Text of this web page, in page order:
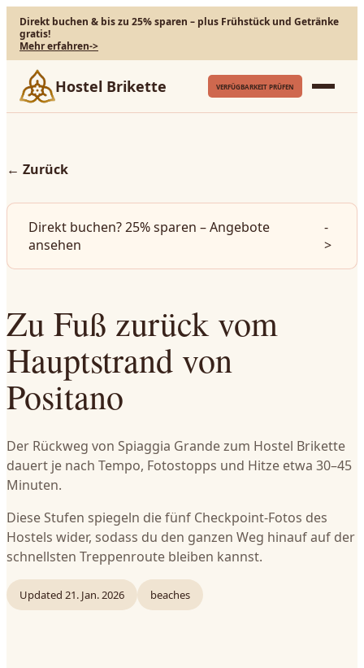
Direkt buchen & bis zu 25% sparen – plus Frühstück und Getränke
gratis!
Mehr erfahren->
Hostel Brikette VERFÜGBARKEIT PRÜFEN
← Zurück
Direkt buchen? 25% sparen – Angebote
ansehen
-
>
Zu Fuß zurück vom
Hauptstrand von
Positano
Der Rückweg von Spiaggia Grande zum Hostel Brikette
dauert je nach Tempo, Fotostopps und Hitze etwa 30–45
Minuten.
Diese Stufen spiegeln die fünf Checkpoint-Fotos des
Hostels wider, sodass du den ganzen Weg hinauf auf der
schnellsten Treppenroute bleiben kannst.
Updated 21. Jan. 2026 beaches